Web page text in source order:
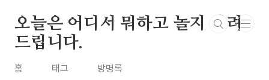
오늘은 어디서 뭐하고 놀지 알려
드립니다.
홈 태그 방명록